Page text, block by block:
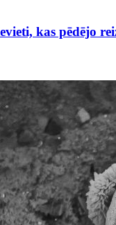
kas pēdējo